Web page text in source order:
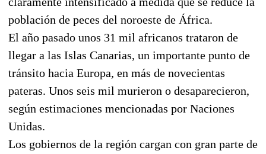
población de peces del noroeste de África.
El año pasado unos 31 mil africanos trataron de
llegar a las Islas Canarias, un importante punto de
tránsito hacia Europa, en más de novecientas
pateras. Unos seis mil murieron o desaparecieron,
según estimaciones mencionadas por Naciones
Unidas.
Los gobiernos de la región cargan con gran parte de